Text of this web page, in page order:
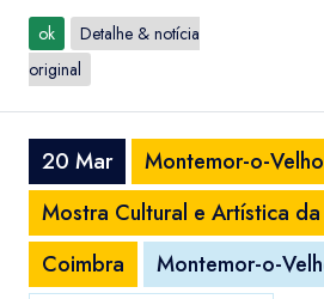
ok
Detalhe & notícia
original
20 Mar
Montemor-o-
Mostra Cultural e Artística
Coimbra
Montemor-o-